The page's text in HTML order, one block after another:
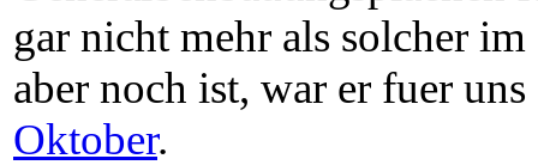
gar nicht mehr als solcher
aber noch ist, war er fuer
Oktober.